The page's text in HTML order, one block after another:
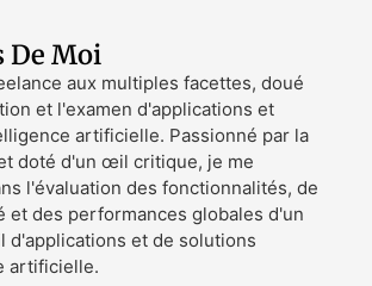
De Moi
aux multiples facettes, doué
et l'examen d'applications et
artificielle. Passionné par la
doté d'un œil critique, je me
l'évaluation des fonctionnalités, de
et des performances globales d'un
d'applications et de solutions
artificielle.